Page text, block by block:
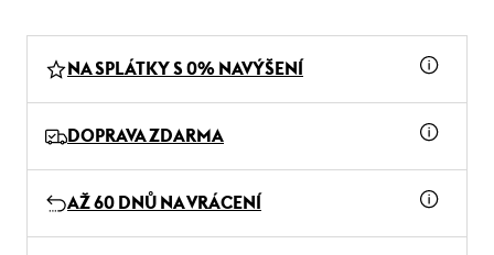
NA SPLÁTKY S 0% NAVÝŠENÍ
DOPRAVA ZDARMA
AŽ 60 DNŮ NA VRÁCENÍ